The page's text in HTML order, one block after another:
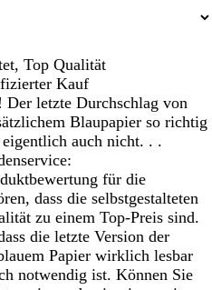
Top Qualität
Kauf
letzte Durchschlag von
Blaupapier so richtig
auch nicht. . .
für die
dass die selbstgestalteten
zu einem Top-Preis sind.
die letzte Version der
Papier wirklich lesbar
notwendig ist. Können Sie